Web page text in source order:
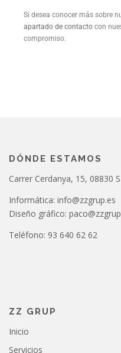
Si desea conocer más sobre
apartado de contacto con
compromiso.
DÓNDE ESTAMOS
Carrer Cerdanya, 15, 08830
Informática: info@zzgrup.es
Diseño gráfico:
Teléfono: 93 640 62 62
ZZ GRUP
Inicio
Servicios